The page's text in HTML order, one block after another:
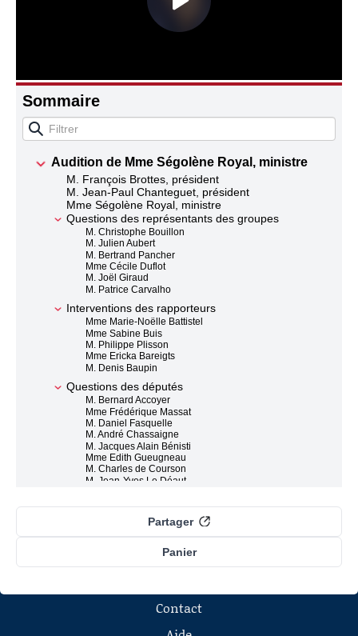
Sommaire
Audition de Mme Ségolène Royal, ministre
M. François Brottes, président
M. Jean-Paul Chanteguet, président
Mme Ségolène Royal, ministre
Questions des représentants des groupes
M. Christophe Bouillon
M. Julien Aubert
M. Bertrand Pancher
Mme Cécile Duflot
M. Joël Giraud
M. Patrice Carvalho
Interventions des rapporteurs
Mme Marie-Noëlle Battistel
Mme Sabine Buis
M. Philippe Plisson
Mme Ericka Bareigts
M. Denis Baupin
Questions des députés
M. Bernard Accoyer
Mme Frédérique Massat
M. Daniel Fasquelle
M. André Chassaigne
M. Jacques Alain Bénisti
Mme Edith Gueugneau
M. Charles de Courson
M. Jean-Yves Le Déaut
M. Yannick Favennec
Mme Béatrice Santais
M. Patrick Hetzel
M. Jean-Yves Caullet
Panier
Partager
Contact